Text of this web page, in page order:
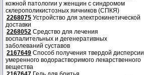
кожной патологии у женщин с синдромом
склерополикистозных яичников (СПКЯ)
2268075 Устройство для электрокинетической
доставки
2268052 Средство для лечения
воспалительных и дегенеративных
заболеваний суставов
2167649 Способ получения твердой дисперсии
умеренного водорастворимого лекарственного
вещества